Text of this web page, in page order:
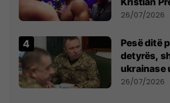
26/07/2026
Pesë ditë
detyrës,
ukrainase
kontroll të
26/07/2026